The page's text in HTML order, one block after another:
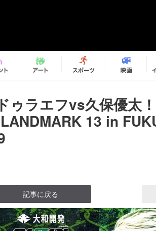
ゥラエフvs久保優太
13 in
記事に戻る